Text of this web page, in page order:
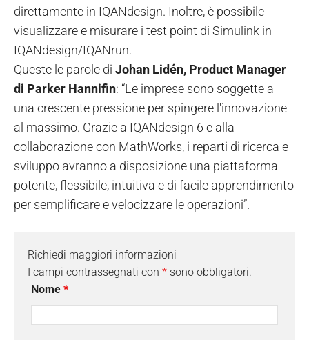
direttamente in IQANdesign. Inoltre, è possibile
visualizzare e misurare i test point di Simulink in
IQANdesign/IQANrun.
Queste le parole di Johan Lidén, Product Manager
di Parker Hannifin: “Le imprese sono soggette a
una crescente pressione per spingere l'innovazione
al massimo. Grazie a IQANdesign 6 e alla
collaborazione con MathWorks, i reparti di ricerca e
sviluppo avranno a disposizione una piattaforma
potente, flessibile, intuitiva e di facile apprendimento
per semplificare e velocizzare le operazioni”.
Richiedi maggiori informazioni
I campi contrassegnati con * sono obbligatori.
Nome *